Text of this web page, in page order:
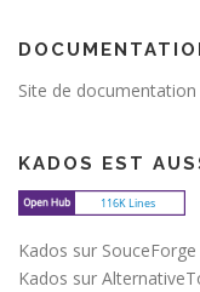
Site de documentation
KADOS EST
Kados sur SouceForge
Kados sur